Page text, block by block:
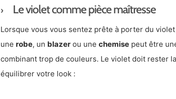
Le violet comme pièce maîtresse
Lorsque vous vous sentez prête à porter du
une robe, un blazer ou une chemise peut être
combinant trop de couleurs. Le violet doit rester
équilibrer votre look :